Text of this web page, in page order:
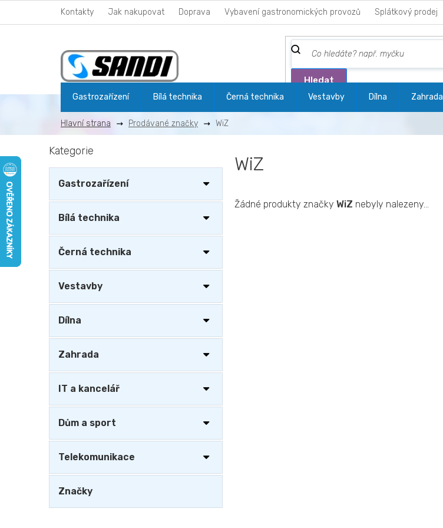
obsah
Kontakty Jak nakupovat Doprava Vybavení gastronomických provozů Splátkový prodej
Hledat
Gastrozařízení Bílá technika Černá technika Vestavby Dílna Zahrada
Prodávané značky WiZ
o
s
a
n
a
Přeskočit
Kategorie
Gastrozařízení
Bílá technika
Černá technika
Vestavby
Dílna
Zahrada
IT a kancelář
Dům a sport
Telekomunikace
Značky
WiZ
Žádné produkty značky WiZ nebyly nalezeny...